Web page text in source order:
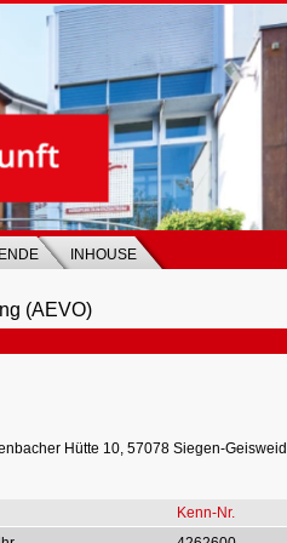
INHOUSE
(AEVO)
Hütte 10, 57078 Siegen-Geisweid
Kenn-Nr.